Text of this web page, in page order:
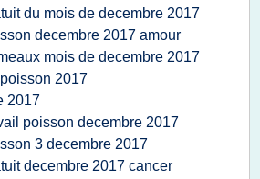
du mois de decembre 2017
decembre 2017 amour
mois de decembre 2017
2017
2017
poisson decembre 2017
3 decembre 2017
decembre 2017 cancer